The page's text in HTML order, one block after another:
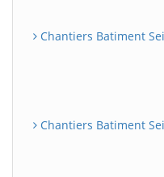
Chantiers Batiment
Chantiers Batiment